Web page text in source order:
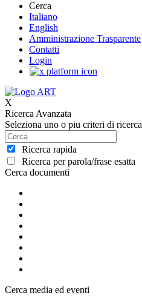
Cerca
Italiano
English
Amministrazione Trasparente
Contatti
Login
X
Ricerca Avanzata
Seleziona uno o piu criteri di ricerca
Ricerca rapida
Ricerca per parola/frase esatta
Cerca documenti
Cerca media ed eventi